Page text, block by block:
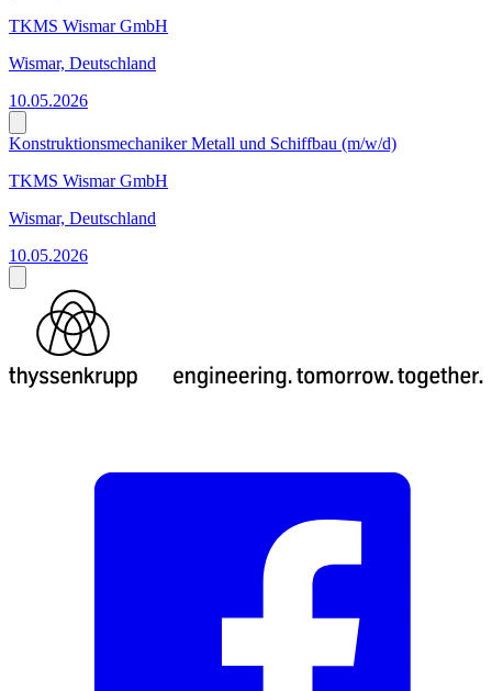
TKMS Wismar GmbH
Wismar, Deutschland
10.05.2026
Konstruktionsmechaniker Metall und Schiffbau (m/w/d)
TKMS Wismar GmbH
Wismar, Deutschland
10.05.2026